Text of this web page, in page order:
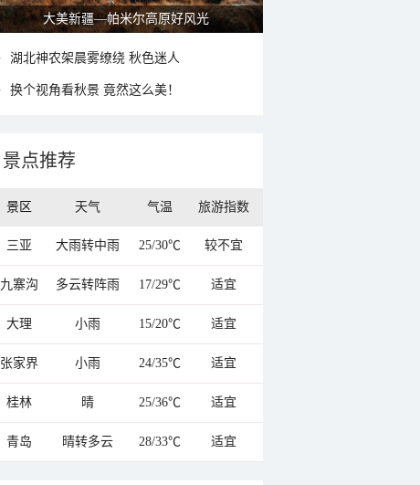
大美新疆—帕米尔高原好风光
湖北神农架晨雾缭绕 秋色迷人
换个视角看秋景 竟然这么美！
景点推荐
景区 天气 气温 旅游指数
三亚 大雨转中雨 25/30℃ 较不宜
九寨沟 多云转阵雨 17/29℃ 适宜
大理 小雨 15/20℃ 适宜
张家界 小雨 24/35℃ 适宜
桂林 晴 25/36℃ 适宜
青岛 晴转多云 28/33℃ 适宜